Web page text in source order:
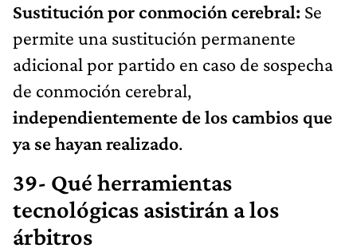
Sustitución por conmoción cerebral: Se
permite una sustitución permanente
adicional por partido en caso de sospecha
de conmoción cerebral,
independientemente de los cambios que
ya se hayan realizado.
39- Qué herramientas
tecnológicas asistirán a los
árbitros